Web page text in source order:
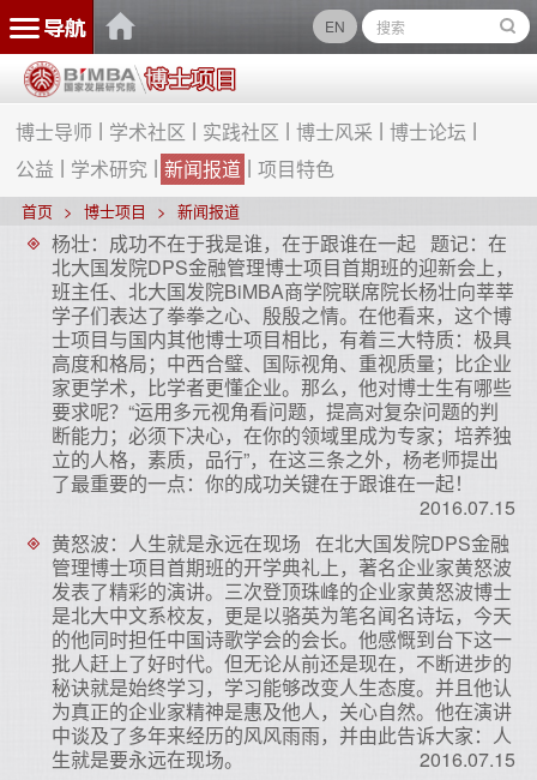
EN
博士导师 学术社区 实践社区 博士风采
博士论坛
公益
学术研究 新闻报道 项目特色
首页 博士项目 新闻报道
杨壮：成功不在于我是谁，在于跟谁在一起 题记：在
北大国发院DPS金融管理博士项目首期班的迎新会上，
班主任、北大国发院BiMBA商学院联席院长杨壮向莘莘
学子们表达了拳拳之心、殷殷之情。在他看来，这个博
士项目与国内其他博士项目相比，有着三大特质：极具
高度和格局；中西合璧、国际视角、重视质量；比企业
家更学术，比学者更懂企业。那么，他对博士生有哪些
要求呢？“运用多元视角看问题，提高对复杂问题的判
断能力；必须下决心，在你的领域里成为专家；培养独
立的人格，素质，品行”，在这三条之外，杨老师提出
了最重要的一点：你的成功关键在于跟谁在一起！
2016.07.15
黄怒波：人生就是永远在现场 在北大国发院DPS金融
管理博士项目首期班的开学典礼上，著名企业家黄怒波
发表了精彩的演讲。三次登顶珠峰的企业家黄怒波博士
是北大中文系校友，更是以骆英为笔名闻名诗坛，今天
的他同时担任中国诗歌学会的会长。他感慨到台下这一
批人赶上了好时代。但无论从前还是现在，不断进步的
秘诀就是始终学习，学习能够改变人生态度。并且他认
为真正的企业家精神是惠及他人，关心自然。他在演讲
中谈及了多年来经历的风风雨雨，并由此告诉大家：人
生就是要永远在现场。
2016.07.15